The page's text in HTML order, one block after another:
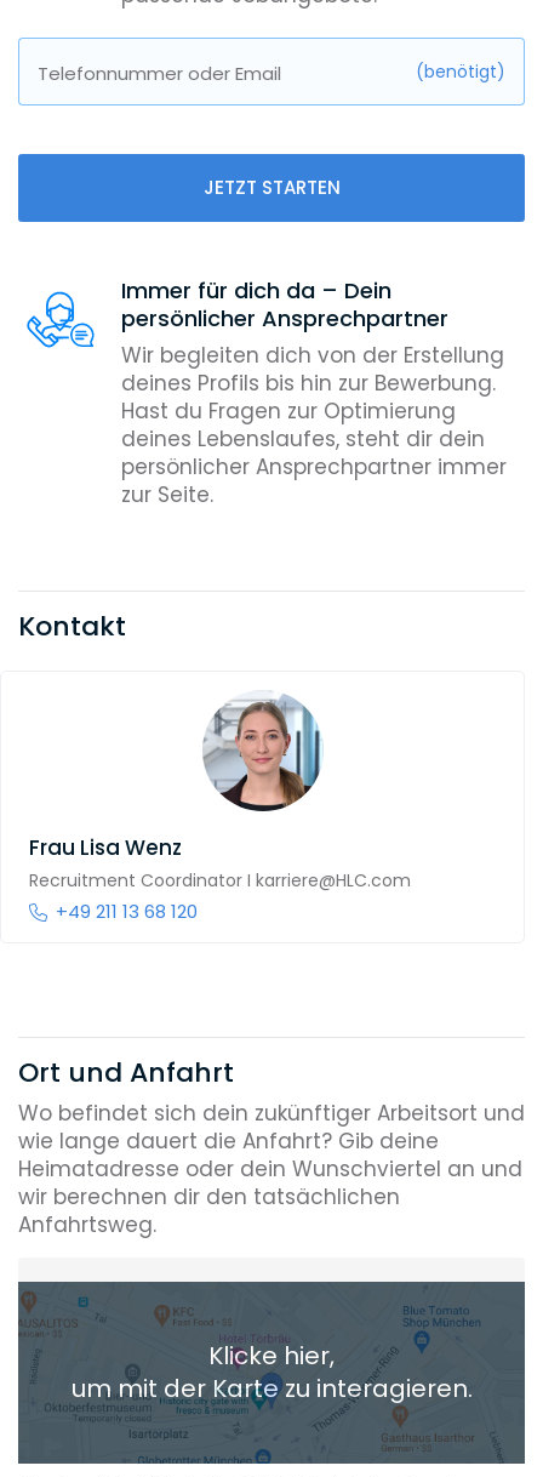
Telefonnummer oder Email (benötigt)
JETZT STARTEN
Immer für dich da – Dein
persönlicher Ansprechpartner
Wir begleiten dich von der Erstellung
deines Profils bis hin zur Bewerbung.
Hast du Fragen zur Optimierung
deines Lebenslaufes, steht dir dein
persönlicher Ansprechpartner immer
zur Seite.
Kontakt
Frau Lisa Wenz
Recruitment Coordinator I karriere@HLC.com
+49 211 13 68 120
Ort und Anfahrt
Wo befindet sich dein zukünftiger Arbeitsort und
wie lange dauert die Anfahrt? Gib deine
Heimatadresse oder dein Wunschviertel an und
wir berechnen dir den tatsächlichen
Anfahrtsweg.
Heimatadresse oder Wunschort
+ Aktuellen Standort hinzufügen
Die berechneten Anreisezeiten basieren auf den
Verkehrsdaten eines typischen Dienstag morgens um 8:30.
Klicke hier,
um mit der Karte zu interagieren.